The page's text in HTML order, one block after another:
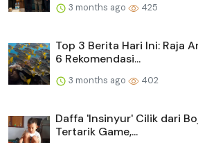
3 months ago 425
Top 3 Berita Hari Ini: Raja
6 Rekomendasi...
3 months ago 402
Daffa 'Insinyur' Cilik dari
Tertarik Game,...